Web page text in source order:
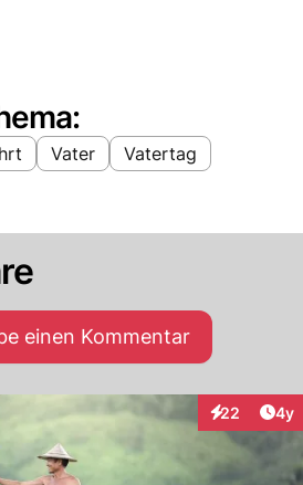
Vater
Vatertag
einen Kommentar
22
Interaktionen
4y